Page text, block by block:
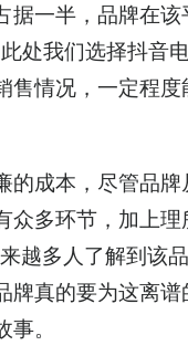
据一半，品牌在
处我们选择抖音
售情况，一定程度
的成本，尽管品
众多环节，加上理
越多人了解到该
牌真的要为这离谱
。